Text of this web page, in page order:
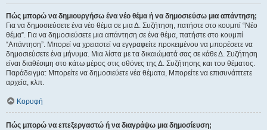
Πώς μπορώ να δημιουργήσω ένα νέο θέμα ή να δημοσιεύσω μια απάντηση;
Για να δημοσιεύσετε ένα νέο θέμα σε μια Δ. Συζήτηση, πατήστε στο κουμπί “Νέο
θέμα”. Για να δημοσιεύσετε μια απάντηση σε ένα θέμα, πατήστε στο κουμπί
“Απάντηση”. Μπορεί να χρειαστεί να εγγραφείτε προκειμένου να μπορέσετε να
δημοσιεύσετε ένα μήνυμα. Μια λίστα με τα δικαιώματά σας σε κάθε Δ. Συζήτηση
είναι διαθέσιμη στο κάτω μέρος στις οθόνες της Δ. Συζήτησης και του θέματος.
Παράδειγμα: Μπορείτε να δημοσιεύετε νέα θέματα, Μπορείτε να επισυνάπτετε
αρχεία, κλπ.
Κορυφή
Πώς μπορώ να επεξεργαστώ ή να διαγράψω μια δημοσίευση;